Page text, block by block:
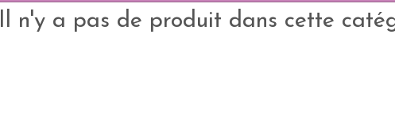
Il n'y a pas de produit dans cette